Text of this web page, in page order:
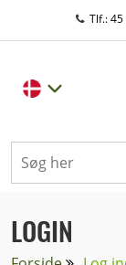
Tlf.:
LOGIN